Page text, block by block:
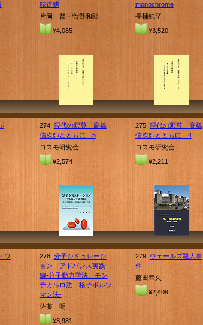
鉄道網
片岡 督・曽野和郎
¥4,085
monochrome
長桶純至
¥3,520
274. 現代の釈尊 高橋
信次師とともに 5
コスモ研究会
¥2,574
275. 現代の釈尊 高橋
信次師とともに 4
コスモ研究会
¥2,211
ワ
278. 分子シミュレーシ
ョン アドバンス実践
編-分子動力学法、モン
テカルロ法、格子ボルツ
マン法-
佐藤 明
¥3,981
279. ウェールズ殺人事
件
藤田幸久
¥2,409